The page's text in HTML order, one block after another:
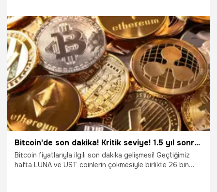
22.05.2022 Ekonomi
Bitcoin'de son dakika! Kritik seviye! 1.5 yıl sonra...
Bitcoin fiyatlarıyla ilgili son dakika gelişmesi! Geçtiğimiz
hafta LUNA ve UST coinlerin çökmesiyle birlikte 26 bin